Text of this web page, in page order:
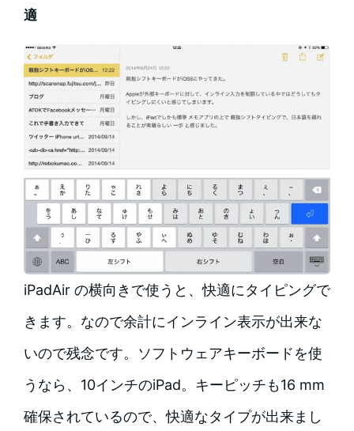
適
iPadAir の横向きで使うと、快適にタイピングで
きます。なので余計にインライン表示が出来な
いので残念です。ソフトウェアキーボードを使
うなら、10インチのiPad。キーピッチも16 mm
確保されているので、快適なタイプが出来まし